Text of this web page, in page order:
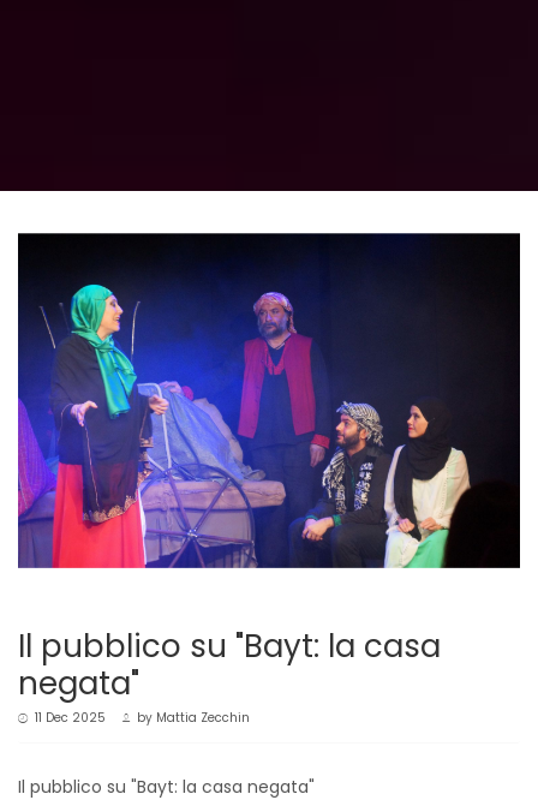
Il pubblico su "Bayt: la casa
negata"
11 Dec 2025 by Mattia Zecchin
Il pubblico su "Bayt: la casa negata"